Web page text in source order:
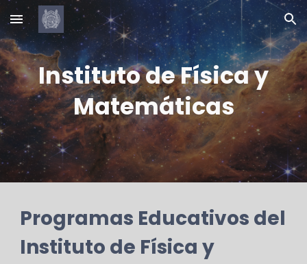
Skip to main content Skip to navigation
Instituto de Física y
Matemáticas
Programas Educativos del
Instituto de Física y